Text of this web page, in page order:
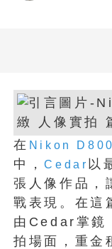
在 Nikon
中，Cedar 以
張人像作品，
戰表現。在這
由Cedar掌鏡
拍場面，重金